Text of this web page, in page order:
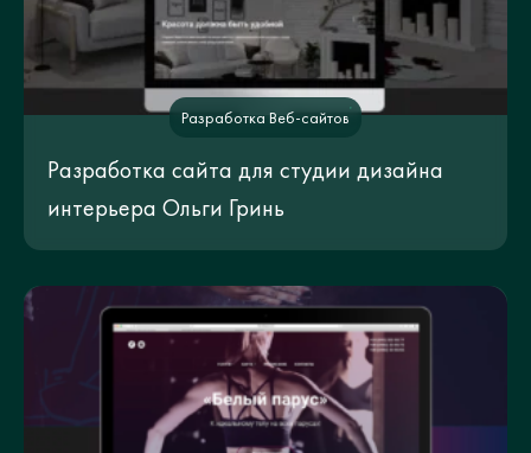
Разработка Веб-сайтов
Разработка сайта для студии дизайна
интерьера Ольги Гринь